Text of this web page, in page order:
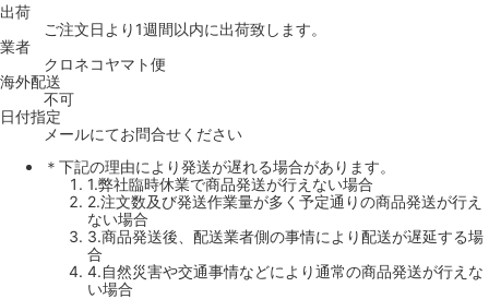
出荷
ご注文日より1週間以内に出荷致します。
業者
クロネコヤマト便
海外配送
不可
日付指定
メールにてお問合せください
＊下記の理由により発送が遅れる場合があります。
1.弊社臨時休業で商品発送が行えない場合
2.注文数及び発送作業量が多く予定通りの商品発送が行え
ない場合
3.商品発送後、配送業者側の事情により配送が遅延する場
合
4.自然災害や交通事情などにより通常の商品発送が行えな
い場合